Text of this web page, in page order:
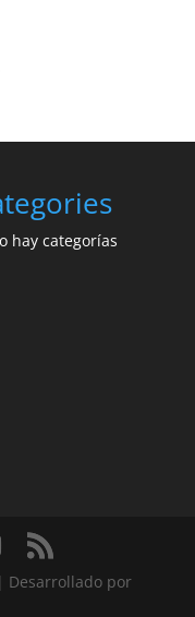
hay categorías
por